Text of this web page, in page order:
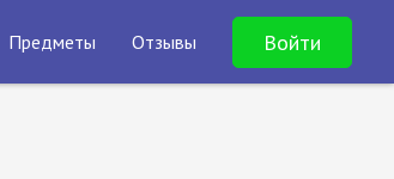
Предметы Отзывы Войти